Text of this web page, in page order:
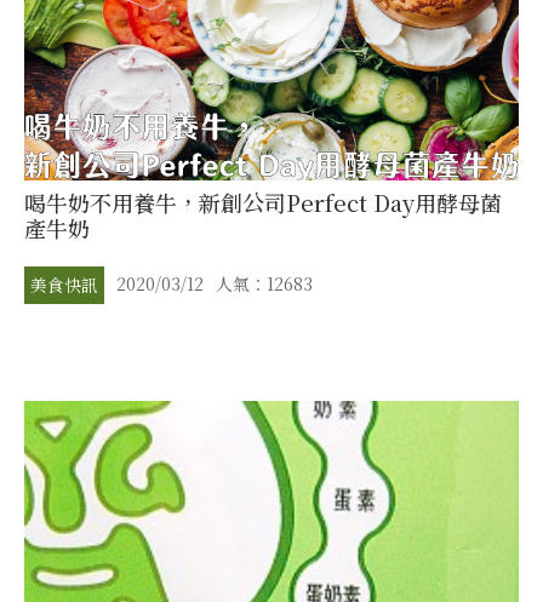
喝牛奶不用養牛，新創公司Perfect Day用酵母菌
產牛奶
美食快訊 2020/03/12 人氣：12683